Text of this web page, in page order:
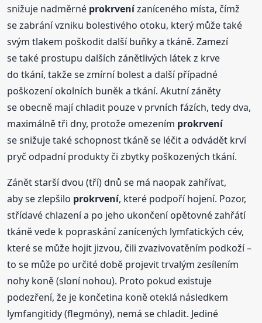
snižuje nadměrné prokrvenízaníceného místa, čímž
se zabrání vzniku bolestivého otoku, který může také
svým tlakem poškodit další buňky a tkáně. Zamezí
se také prostupu dalších zánětlivých látek z krve
do tkání, takže se zmírní bolest a další případné
poškození okolních buněk a tkání. Akutní záněty
se obecně mají chladit pouze v prvních fázích, tedy dva,
maximálně tři dny, protože omezením prokrvení
se snižuje také schopnost tkáně se léčit a odvádět krví
pryč odpadní produkty či zbytky poškozených tkání.
Zánět starší dvou (tří) dnů se má naopak zahřívat,
aby se zlepšilo prokrvení, které podpoří hojení. Pozor,
střídavé chlazení a po jeho ukončení opětovné zahřátí
tkáně vede k popraskání zanícených lymfatických cév,
které se může hojit jizvou, čili zvazivovatěním podkoží –
to se může po určité době projevit trvalým zesílením
nohy koně (sloní nohou). Proto pokud existuje
podezření, že je končetina koně oteklá následkem
lymfangitidy (flegmóny), nemá se chladit. Jediné